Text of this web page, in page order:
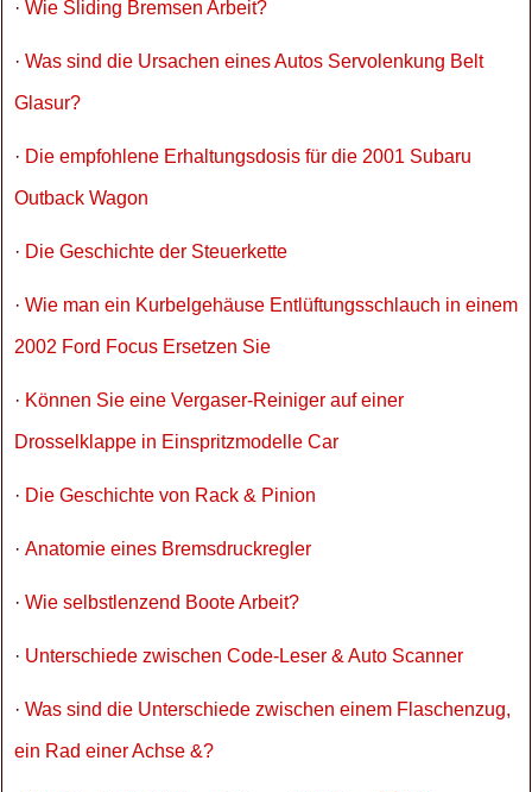
· Wie Sliding Bremsen Arbeit?
· Was sind die Ursachen eines Autos Servolenkung Belt
Glasur?
· Die empfohlene Erhaltungsdosis für die 2001 Subaru
Outback Wagon
· Die Geschichte der Steuerkette
· Wie man ein Kurbelgehäuse Entlüftungsschlauch in einem
2002 Ford Focus Ersetzen Sie
· Können Sie eine Vergaser-Reiniger auf einer
Drosselklappe in Einspritzmodelle Car
· Die Geschichte von Rack & Pinion
· Anatomie eines Bremsdruckregler
· Wie selbstlenzend Boote Arbeit?
· Unterschiede zwischen Code-Leser & Auto Scanner
· Was sind die Unterschiede zwischen einem Flaschenzug,
ein Rad einer Achse &?